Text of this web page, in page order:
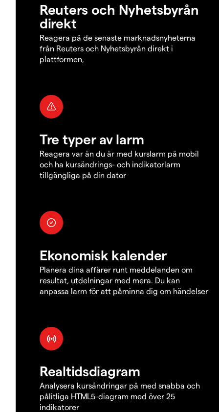
Reuters och Nyhetsbyrån
direkt
Reagera på de senaste marknadsnyheterna
från Reuters och Nyhetsbyrån direkt i
plattformen,
Tre typer av larm
Reagera var än du är med kurslarm på mobil
och ha kursändrings- och indikatorlarm
tillgängliga på din dator
Ekonomisk kalender
Planera dina affärer runt meddelanden om
resultat, utdelningar med mera. Du kan
anpassa larm för att påminna dig om händelser
Realtidsdiagram
Analysera kursändringar på med snabba och
pålitliga HTML5-diagram med över 25
indikatorer